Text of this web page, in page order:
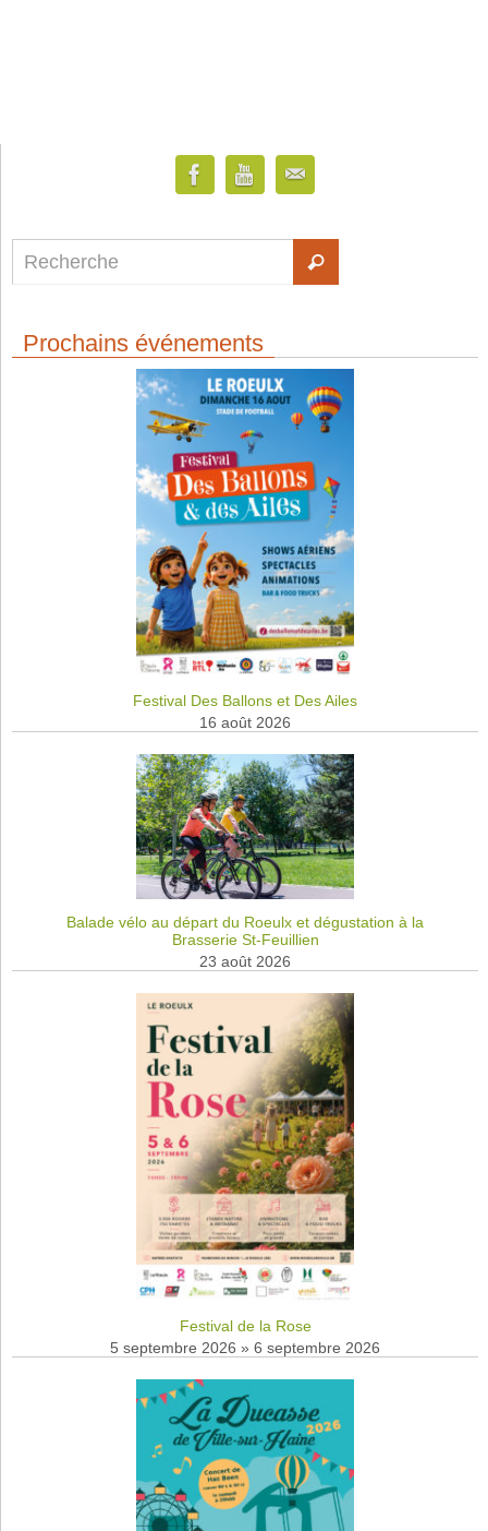
Prochains événements
Festival Des Ballons et Des Ailes
16 août 2026
Balade vélo au départ du Roeulx et dégustation à la
Brasserie St-Feuillien
23 août 2026
Festival de la Rose
5 septembre 2026 » 6 septembre 2026